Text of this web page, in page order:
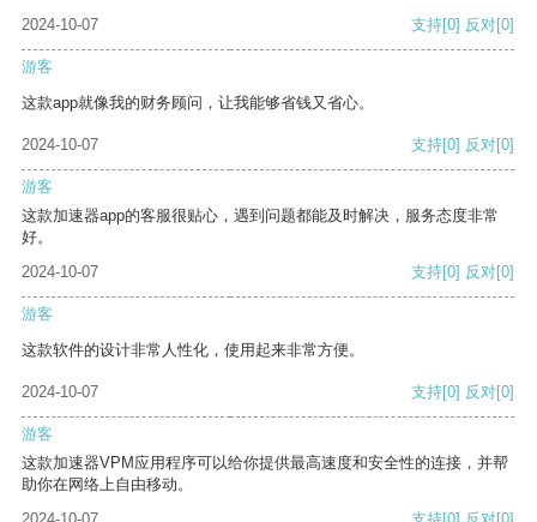
2024-10-07 支持[0] 反对[0]
游客
这款app就像我的财务顾问，让我能够省钱又省心。
2024-10-07 支持[0] 反对[0]
游客
这款加速器app的客服很贴心，遇到问题都能及时解决，服务态度非常
好。
2024-10-07
支持[0] 反对[0]
游客
这款软件的设计非常人性化，使用起来非常方便。
2024-10-07 支持[0] 反对[0]
游客
这款加速器VPM应用程序可以给你提供最高速度和安全性的连接，并帮
助你在网络上自由移动。